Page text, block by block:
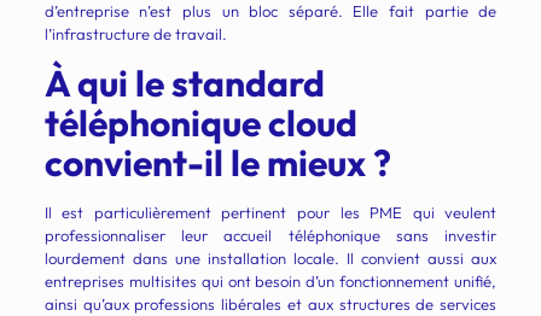
d’entreprise n’est plus un bloc séparé. Elle fait partie de
l’infrastructure de travail.
À qui le standard
téléphonique cloud
convient-il le mieux ?
Il est particulièrement pertinent pour les PME qui veulent
professionnaliser leur accueil téléphonique sans investir
lourdement dans une installation locale. Il convient aussi aux
entreprises multisites qui ont besoin d’un fonctionnement unifié,
ainsi qu’aux professions libérales et aux structures de services